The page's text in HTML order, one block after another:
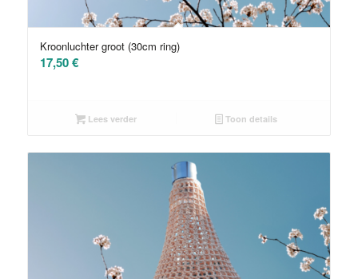
Kroonluchter groot (30cm ring)
17,50€
Lees verder Toon details